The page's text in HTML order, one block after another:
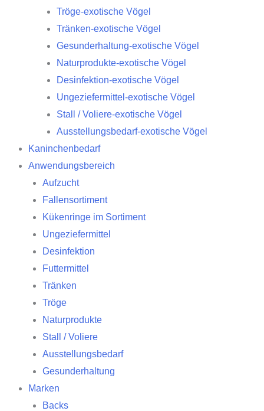
Tröge-exotische Vögel
Tränken-exotische Vögel
Gesunderhaltung-exotische Vögel
Naturprodukte-exotische Vögel
Desinfektion-exotische Vögel
Ungeziefermittel-exotische Vögel
Stall / Voliere-exotische Vögel
Ausstellungsbedarf-exotische Vögel
Kaninchenbedarf
Anwendungsbereich
Aufzucht
Fallensortiment
Kükenringe im Sortiment
Ungeziefermittel
Desinfektion
Futtermittel
Tränken
Tröge
Naturprodukte
Stall / Voliere
Ausstellungsbedarf
Gesunderhaltung
Marken
Backs